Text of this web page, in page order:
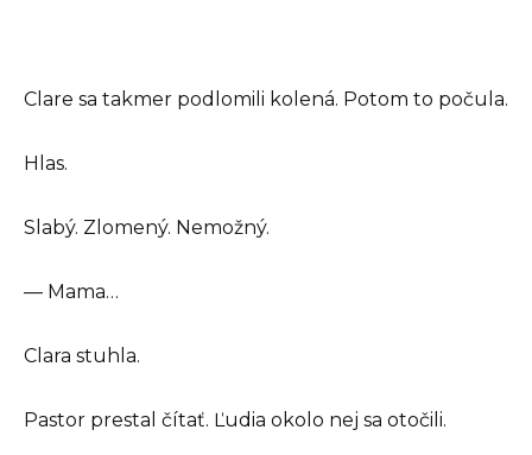
Clare sa takmer podlomili kolená. Potom to počula.
Hlas.
Slabý. Zlomený. Nemožný.
— Mama…
Clara stuhla.
Pastor prestal čítať. Ľudia okolo nej sa otočili.